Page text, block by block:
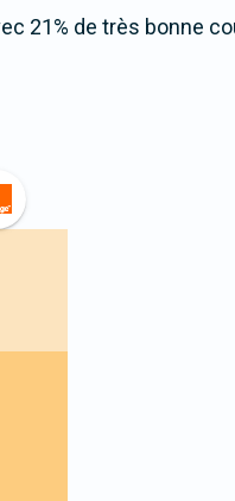
21% de très bonne